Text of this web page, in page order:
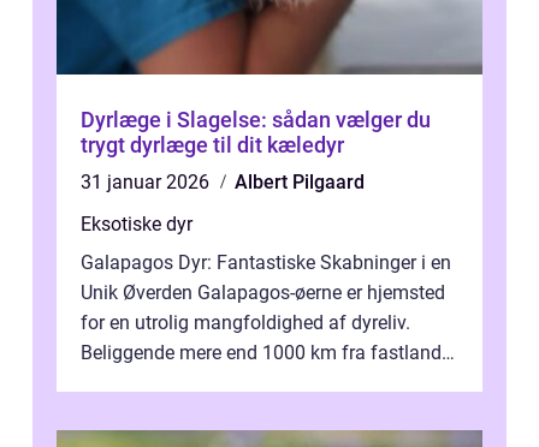
Dyrlæge i Slagelse: sådan vælger du
trygt dyrlæge til dit kæledyr
31 januar 2026
Albert Pilgaard
Eksotiske dyr
Galapagos Dyr: Fantastiske Skabninger i en
Unik Øverden Galapagos-øerne er hjemsted
for en utrolig mangfoldighed af dyreliv.
Beliggende mere end 1000 km fra fastlandet